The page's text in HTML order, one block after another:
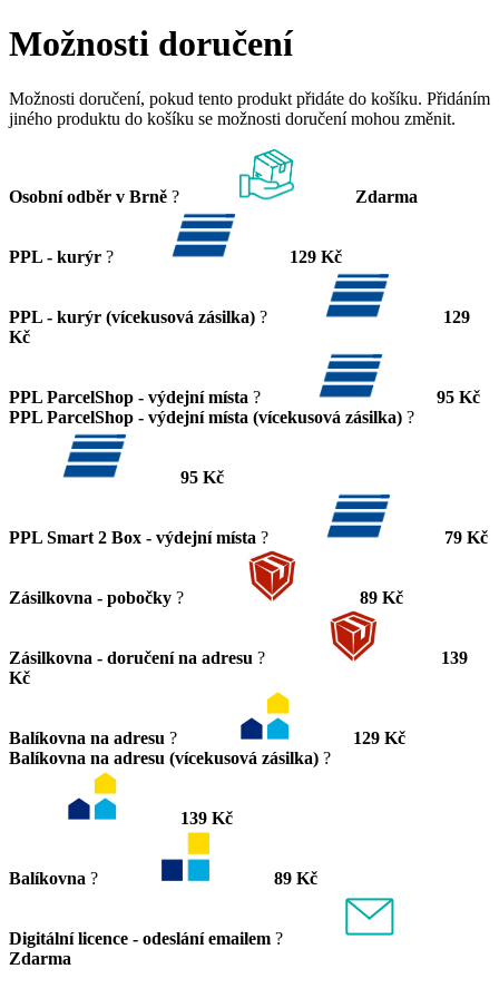
Možnosti doručení
Možnosti doručení, pokud tento produkt přidáte do košíku. Přidáním
jiného produktu do košíku se možnosti doručení mohou změnit.
Osobní odběr v Brně ? Zdarma
PPL - kurýr ? 129 Kč
PPL - kurýr (vícekusová zásilka) ?
129
Kč
PPL ParcelShop - výdejní místa ?
95 Kč
PPL ParcelShop - výdejní místa (vícekusová zásilka) ?
95 Kč
PPL Smart 2 Box - výdejní místa ? 79 Kč
Zásilkovna - pobočky ? 89 Kč
Zásilkovna - doručení na adresu ?
139
Kč
Balíkovna na adresu ?
129 Kč
Balíkovna na adresu (vícekusová zásilka) ?
139 Kč
Balíkovna ? 89 Kč
Digitální licence - odeslání emailem ?
Zdarma